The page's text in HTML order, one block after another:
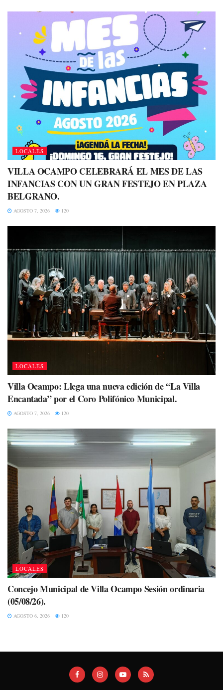
LOCALES
VILLA OCAMPO CELEBRARÁ EL MES DE LAS
INFANCIAS CON UN GRAN FESTEJO EN PLAZA
BELGRANO.
AGOSTO 7, 2026 120
LOCALES
Villa Ocampo: Llega una nueva edición de “La Villa
Encantada” por el Coro Polifónico Municipal.
AGOSTO 7, 2026 120
LOCALES
Concejo Municipal de Villa Ocampo Sesión ordinaria
(05/08/26).
AGOSTO 6, 2026 120